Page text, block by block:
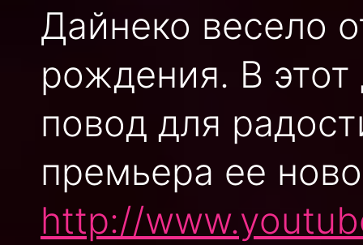
Дайнеко весело
рождения. В
повод для
премьера ее
http://